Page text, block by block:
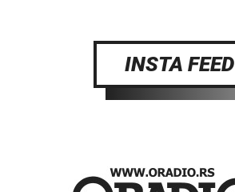
INSTA FEED